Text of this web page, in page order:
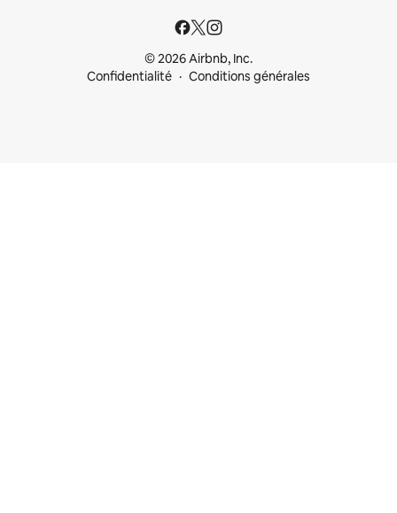
© 2026 Airbnb, Inc.
Confidentialité
Conditions générales